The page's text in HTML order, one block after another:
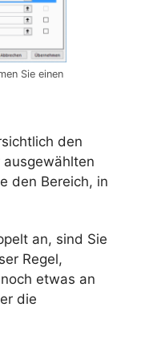
Sie einen
den
ausgewählten
den Bereich, in
an, sind Sie
Regel,
etwas an
die